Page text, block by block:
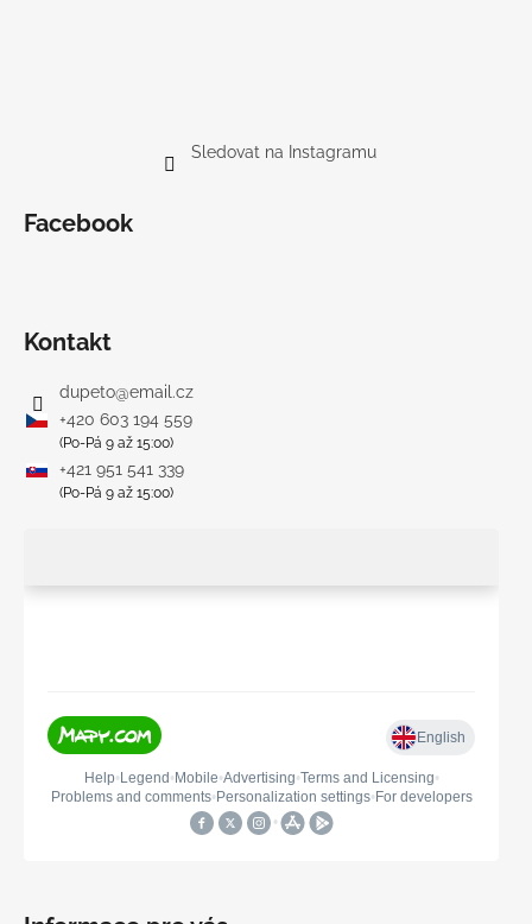
Sledovat na Instagramu
Facebook
Kontakt
dupeto@email.cz
+420 603 194 559
(Po-Pá 9 až 15:00)
+421 951 541 339
(Po-Pá 9 až 15:00)